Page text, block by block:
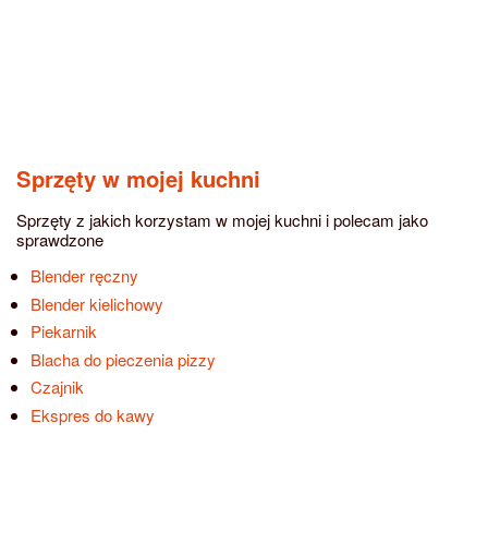
Sprzęty w mojej kuchni
Sprzęty z jakich korzystam w mojej kuchni i polecam jako
sprawdzone
Blender ręczny
Blender kielichowy
Piekarnik
Blacha do pieczenia pizzy
Czajnik
Ekspres do kawy